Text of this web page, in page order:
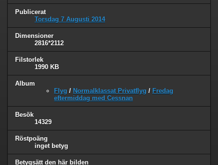
Publicerat
Torsdag 7 Augusti 2014
Dimensioner
2816*2112
Filstorlek
1990 KB
Album
Flyg / Normalklassat Privatflyg / Fredag
eftermiddag med Cessnan
Besök
14329
Röstpoäng
inget betyg
Betygsätt den här bilden